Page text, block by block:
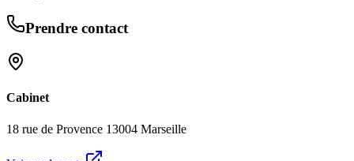
Prendre contact
Cabinet
18 rue de Provence 13004 Marseille